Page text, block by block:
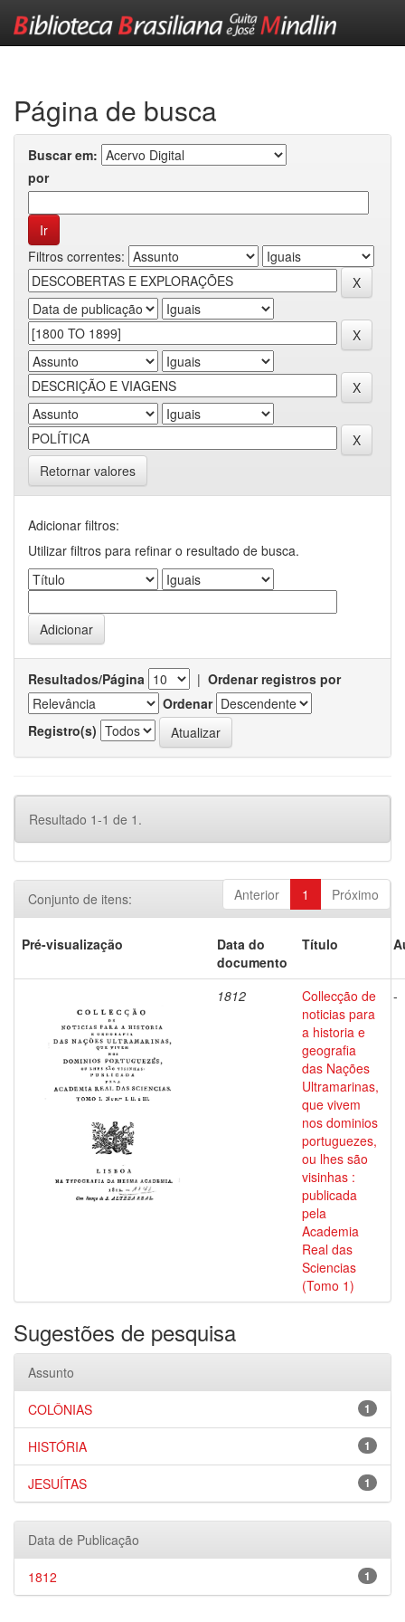
Página de busca
Buscar em:
por
Filtros correntes:
Retornar valores
Adicionar filtros:
Utilizar filtros para refinar o resultado de busca.
Resultados/Página | Ordenar registros por
Ordenar
Registro(s)
Resultado 1-1 de 1.
Anterior 1 Próximo
Conjunto de itens:
Pré-visualização
Data do
documento
Título
1812
Collecção de
noticias para
a historia e
geografia
das Nações
Ultramarinas,
que vivem
nos dominios
portuguezes,
ou lhes são
visinhas :
publicada
pela
Academia
Real das
Sciencias
(Tomo 1)
-
Sugestões de pesquisa
Assunto
1
COLÔNIAS
1
HISTÓRIA
1
JESUÍTAS
Data de Publicação
1
1812